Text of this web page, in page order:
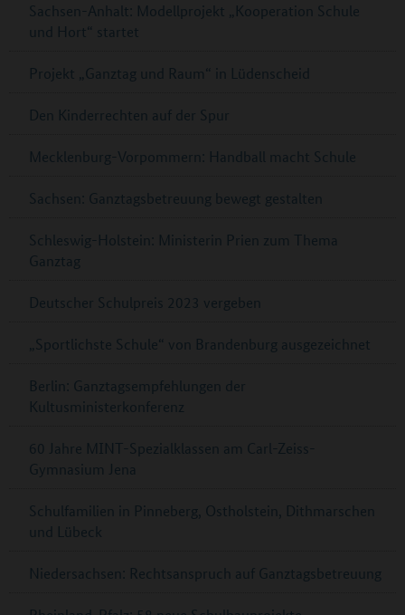
Sachsen-Anhalt: Modellprojekt „Kooperation Schule
und Hort“ startet
Projekt „Ganztag und Raum“ in Lüdenscheid
Den Kinderrechten auf der Spur
Mecklenburg-Vorpommern: Handball macht Schule
Sachsen: Ganztagsbetreuung bewegt gestalten
Schleswig-Holstein: Ministerin Prien zum Thema
Ganztag
Deutscher Schulpreis 2023 vergeben
„Sportlichste Schule“ von Brandenburg ausgezeichnet
Berlin: Ganztagsempfehlungen der
Kultusministerkonferenz
60 Jahre MINT-Spezialklassen am Carl-Zeiss-
Gymnasium Jena
Schulfamilien in Pinneberg, Ostholstein, Dithmarschen
und Lübeck
Niedersachsen: Rechtsanspruch auf Ganztagsbetreuung